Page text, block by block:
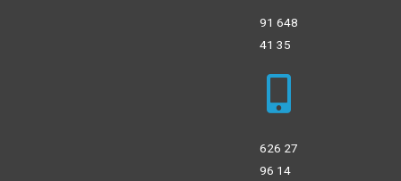
91 648
41 35
626 27
96 14